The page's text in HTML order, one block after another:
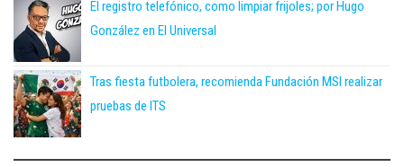
El registro telefónico, como limpiar frijoles; por Hugo
González en El Universal
Tras fiesta futbolera, recomienda Fundación MSI realizar
pruebas de ITS